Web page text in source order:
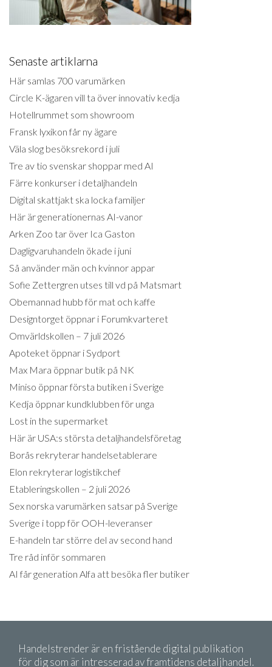
Senaste artiklarna
Här samlas 700 varumärken
Circle K-ägaren vill ta över innovativ kedja
Hotellrummet som showroom
Fransk lyxikon får ny ägare
Väla slog besöksrekord i juli
Tre av tio svenskar shoppar med AI
Färre konkurser i detaljhandeln
Digital skattjakt ska locka familjer
Här är generationernas AI-vanor
Arken Zoo tar över Ica Gaston
Dagligvaruhandeln ökade i juni
Så använder män och kvinnor appar
Sofie Zettergren utses till vd på Matsmart
Obemannad hubb för mat och kaffe
Designtorget öppnar i Forumkvarteret
Omvärldskollen – 7 juli 2026
Apoteket öppnar i Sydport
Max Mara öppnar butik på NK
Miniso öppnar första butiken i Sverige
Kedja öppnar kundklubben för unga
Lost in the supermarket
Här är USA:s största detaljhandelsföretag
Borås rekryterar handelsetablerare
Elon rekryterar logistikchef
Etableringskollen – 2 juli 2026
Sex norska varumärken satsar på Sverige
Sverige i topp för OOH-leveranser
E-handeln tar större del av second hand
Tre råd inför sommaren
AI får generation Alfa att besöka fler butiker
Handelstrender är en fristående digital publikation
för dig som är intresserad av framtidens detaljhandel.